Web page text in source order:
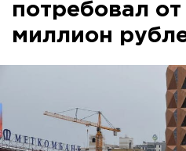
потребовал
миллион